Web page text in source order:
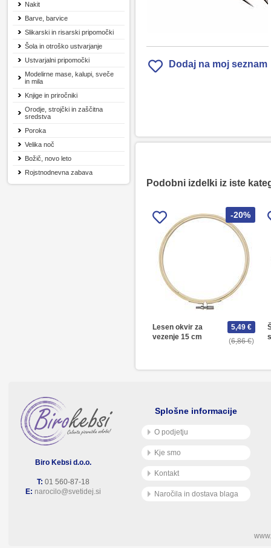
Nakit
Barve, barvice
Slikarski in risarski pripomočki
Šola in otroško ustvarjanje
Ustvarjalni pripomočki
Modelirne mase, kalupi, sveče
in mila
Knjige in priročniki
Orodje, strojčki in zaščitna
sredstva
Poroka
Velika noč
Božič, novo leto
Rojstnodnevna zabava
Dodaj na moj seznam
Podobni izdelki iz iste
-20%
Lesen okvir za
vezenje 15 cm
6,86 €
5,49 €
Biro Kebsi d.o.o.
T: 01 560-87-18
E: narocilo@svetidej.si
Splošne informacije
O podjetju
Kje smo
Kontakt
Naročila in dostava blaga